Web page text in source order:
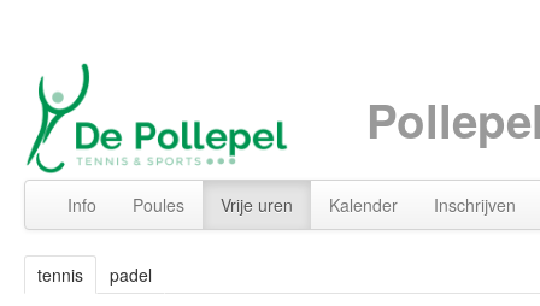
Info Poules Vrije uren Kalender Inschrijven
tennis padel